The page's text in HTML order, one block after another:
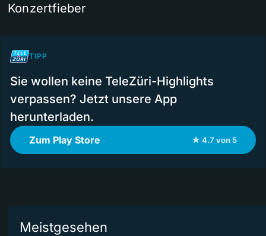
Konzertfieber
TIPP
Sie wollen keine TeleZüri-Highlights
verpassen? Jetzt unsere App
herunterladen.
Zum Play Store ★ 4.7 von 5
Meistgesehen